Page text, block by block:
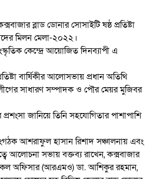
ব্লাড ডোনার সোসাইটি ষষ্ঠ প্রতিষ্টা
মিলন মেলা-২০২২।
কেন্দ্রে আয়োজিত দিনব্যাপী এ
বার্ষিকীর আলোসভায় প্রধান অতিথি
সাধারণ সম্পাদক ও পৌর মেয়র মুজিবর
জানিয়ে তিনি সহযোগিতার পাশাপাশি
আশরাফুল হাসান রিশাদ সঞ্চালনায় এবং
আলোচনা সভায় বক্তব্য রাখেন, কক্সবাজার
অফিসার (আরএমও) ডা. আশিকুর রহমান,